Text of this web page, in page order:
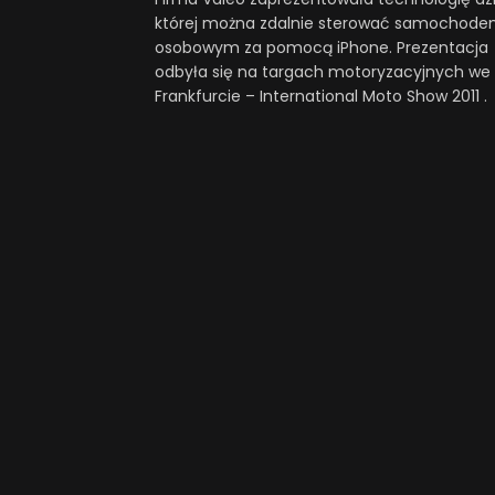
której można zdalnie sterować
osobowym za pomocą iPhone. Prezentacja
odbyła się na targach motoryzacyjnych we
Frankfurcie – International Moto Show 2011 .